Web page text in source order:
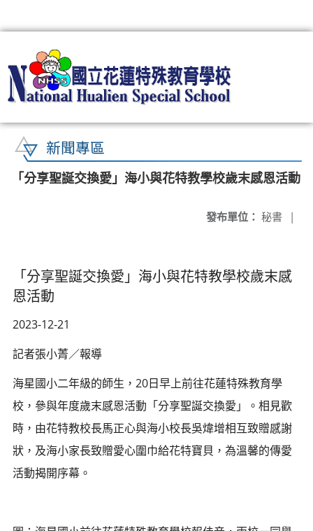
新聞專區
「分享聖誕交換愛」海小與花特教學校歲末感恩活動
發布單位： 秘書 |
「分享聖誕交換愛」海小與花特教學校歲末感
恩活動
2023-12-21
記者張小菁／報導
海星國小二年級的師生，20日早上前往花蓮特殊教育學
校，參與年度歲末感恩活動「分享聖誕交換愛」。相見歡
時，由花特教校長馬正心與海小校長吳煒增相互致贈感謝
狀，及海小家長致贈愛心圍巾給花特寶貝，為溫馨的傳愛
活動揭開序幕。